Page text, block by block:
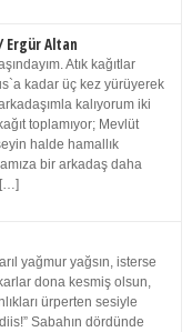
Ergür Altan
Atık kağıtlar
kadar üç kez yürüyerek
kalıyorum iki
toplamıyor; Mevlüt
halde hamallık
bir arkadaş daha
[…]
yağmur yağsın, isterse
dona kesmiş olsun,
ürperten sesiyle
Sabahın dördünde